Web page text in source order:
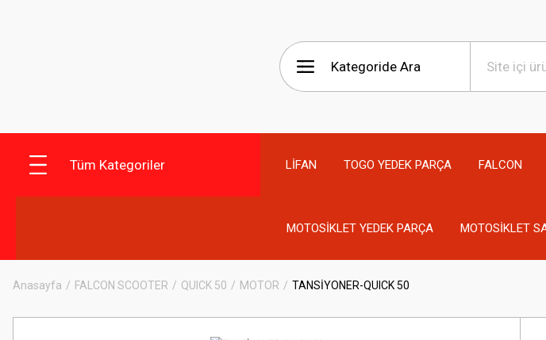
Tüm Kategoriler LİFAN TOGO YEDEK PARÇA FALCON
MOTOSİKLET YEDEK PARÇA MOTOSİKLET
Anasayfa FALCON SCOOTER QUICK 50 MOTOR TANSİYONER-QUICK 50